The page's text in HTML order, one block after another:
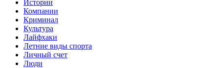
Истории
Компании
Криминал
Культура
Лайфхаки
Летние виды спорта
Личный счет
Люди